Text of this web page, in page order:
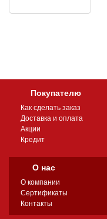
Покупателю
Как сделать заказ
Доставка и оплата
Акции
Кредит
О нас
О компании
Сертификаты
Контакты